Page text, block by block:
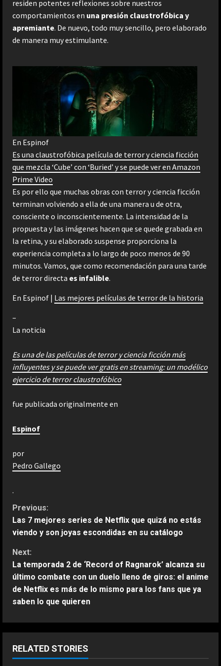
residen potentes reflexiones sobre nuestros
comportamientos en una presión claustrofóbica y
apremiante. De nuevo, todo muy sencillo, pero elaborado
de manera muy estimulante.
En Espinof
Es una claustrofóbica película de terror y ciencia ficción
que mezcla ‘Cube’ con ‘Buried’ y se puede ver en Amazon
Prime Video
Es por ello que muchas obras con terror y ciencia ficción
terminan volviendo a ella de una manera u de otra,
consciente o inconscientemente. La intensidad de la
propuesta y las imágenes hacen que se quede grabada en
la retina, y su elaborado suspense proporciona la
experiencia completa a lo largo de poco menos de 90
minutos. Vamos, que como recomendación para una tarde
de terror directa es infalible.
En Espinof | Las mejores películas de terror de la historia
–
La noticia
Es una de las películas de terror y ciencia ficción más
influyentes y se puede ver gratis en streaming: un modélico
ejercicio de terror claustrofóbico
fue publicada originalmente en
Espinof
por
Pedro Gallego
.
C
o
n
t
i
u
e
Previous:
Las 7 mejores series de Netflix que quizá no estás
viendo y son joyas escondidas en su catálogo
Next:
La temporada 2 de ‘Record of Ragnarok’ alcanza su
último combate con un duelo lleno de giros: el anime
de Netflix es más de lo mismo para los fans que ya
saben lo que quieren
RELATED STORIES